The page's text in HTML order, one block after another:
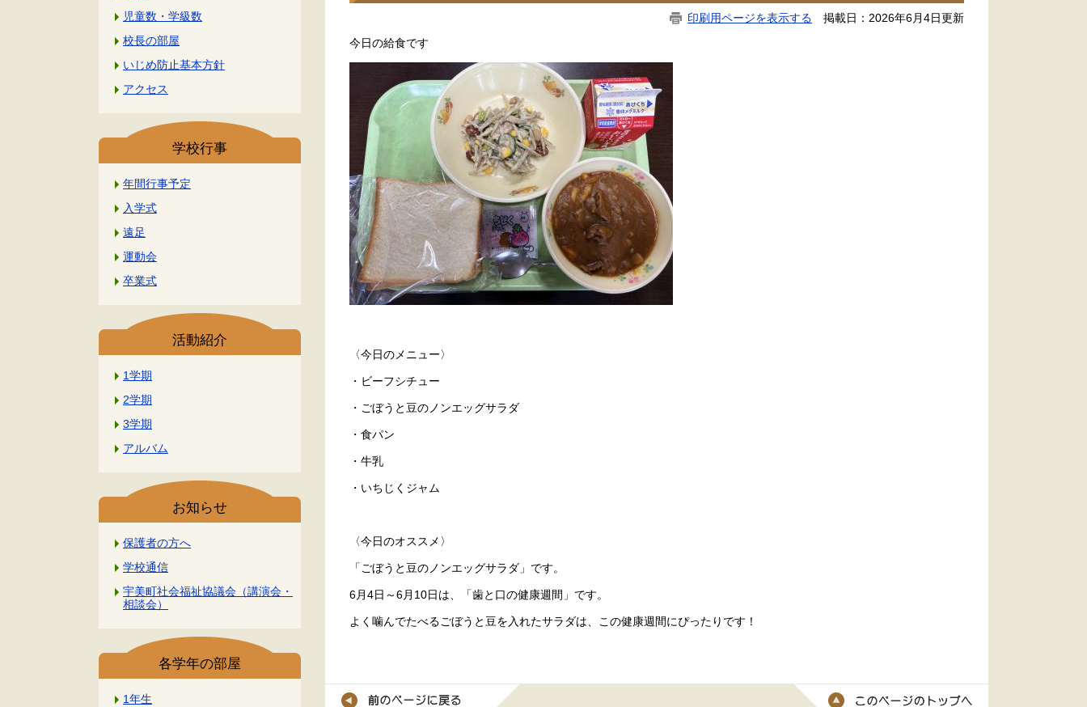
児童数・学級数
校長の部屋
いじめ防止基本方針
アクセス
学校行事
年間行事予定
入学式
遠足
運動会
卒業式
活動紹介
1学期
2学期
3学期
アルバム
お知らせ
保護者の方へ
学校通信
宇美町社会福祉協議会（講演会・
相談会）
各学年の部屋
1年生
印刷用ページを表示する 掲載日：2026年6月4日更新
今日の給食です
〈今日のメニュー〉
・ビーフシチュー
・ごぼうと豆のノンエッグサラダ
・食パン
・牛乳
・いちじくジャム
〈今日のオススメ〉
「ごぼうと豆のノンエッグサラダ」です。
6月4日～6月10日は、「歯と口の健康週間」です。
よく噛んでたべるごぼうと豆を入れたサラダは、この健康週間にぴったりです！